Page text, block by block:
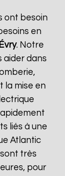
ont besoin
en
Évry. Notre
aider dans
la mise en
liés à une
Atlantic
très
pour